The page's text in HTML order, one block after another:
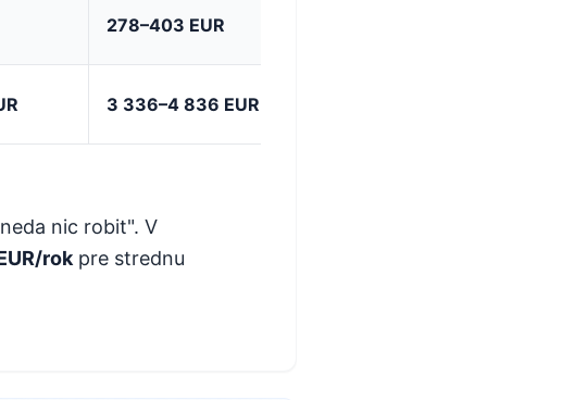
278–403 EUR
3 336–4 836 EUR
nic robit". V
rok pre strednu